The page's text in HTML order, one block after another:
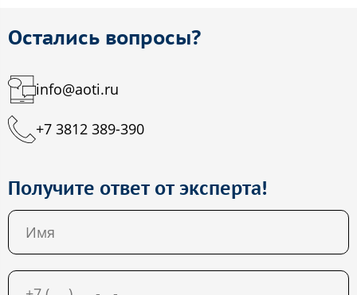
Остались вопросы?
info@aoti.ru
+7 3812 389-390
Получите ответ от эксперта!